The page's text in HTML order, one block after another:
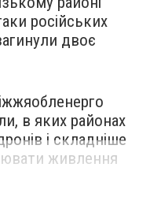
російських
двоє
в яких районах
і складніше
живлення